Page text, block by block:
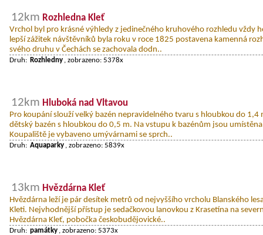
12km Rozhledna Kleť
Vrchol byl pro krásné výhledy z jedinečného kruhového rozhledu vždy
lepší zážitek návštěvníků byla roku v roce 1825 postavena kamenná
svého druhu v Čechách se zachovala dodn..
Druh: Rozhledny , zobrazeno: 5378x
12km Hluboká nad Vltavou
Pro koupání slouží velký bazén nepravidelného tvaru s hloubkou do 1,4
dětský bazén s hloubkou do 0,5 m. Na vstupu k bazénům jsou
Koupaliště je vybaveno umývárnami se sprch..
Druh: Aquaparky , zobrazeno: 5839x
13km Hvězdárna Kleť
Hvězdárna leží je pár desítek metrů od nejvyššího vrcholu Blanského
Kleti. Nejvhodnější přístup je sedačkovou lanovkou z Krasetína na
Hvězdárna Kleť, pobočka českobudějovické..
Druh: památky , zobrazeno: 5373x